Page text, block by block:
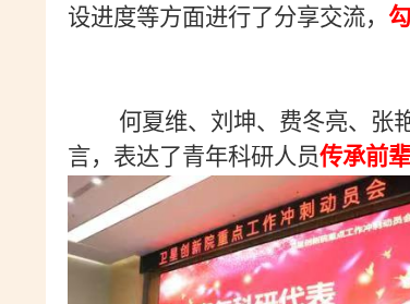
设进度等方面进行了分享交流，
何夏维、刘坤、费冬亮、张
言，表达了青年科研人员传承前